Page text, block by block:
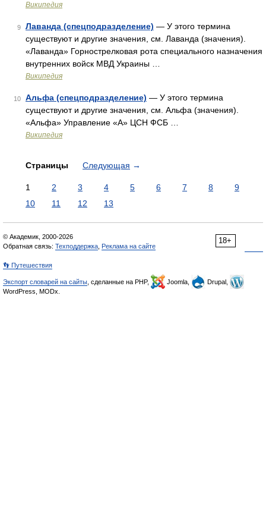
Википедия
9 Лаванда (спецподразделение) — У этого термина
существуют и другие значения, см. Лаванда (значения).
«Лаванда» Горнострелковая рота специального назначения
внутренних войск МВД Украины …
Википедия
10 Альфа (спецподразделение) — У этого термина
существуют и другие значения, см. Альфа (значения).
«Альфа» Управление «А» ЦСН ФСБ …
Википедия
Страницы Следующая →
1 2 3 4 5 6 7 8
9
10
11 12 13
18+
© Академик, 2000-2026
Обратная связь: Техподдержка Реклама на сайте
👣 Путешествия
Экспорт словарей на сайты , сделанные на PHP, Joomla,
Drupal,
WordPress, MODx.